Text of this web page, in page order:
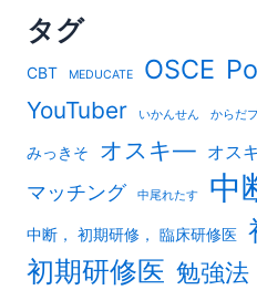
タグ
CBT MEDUCATE OSCE
YouTuber いかんせん からだ
みっきそ オスキ― オス
マッチング 中尾れたす 中
中断， 初期研修， 臨床研修医
初期研修医 勉強法